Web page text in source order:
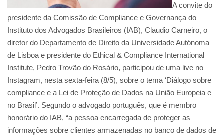
A convite do
presidente da Comissão de Compliance e Governança do
Instituto dos Advogados Brasileiros (IAB), Claudio Carneiro, o
diretor do Departamento de Direito da Universidade Autónoma
de Lisboa e presidente do Ethical & Compliance International
Institute, Pedro Trovão do Rosário, participou de uma live no
Instagram, nesta sexta-feira (8/5), sobre o tema ‘Diálogo sobre
compliance e a Lei de Proteção de Dados na União Europeia e
no Brasil’. Segundo o advogado português, que é membro
honorário do IAB, “a pessoa encarregada de proteger as
informações sobre clientes armazenadas no banco de dados de